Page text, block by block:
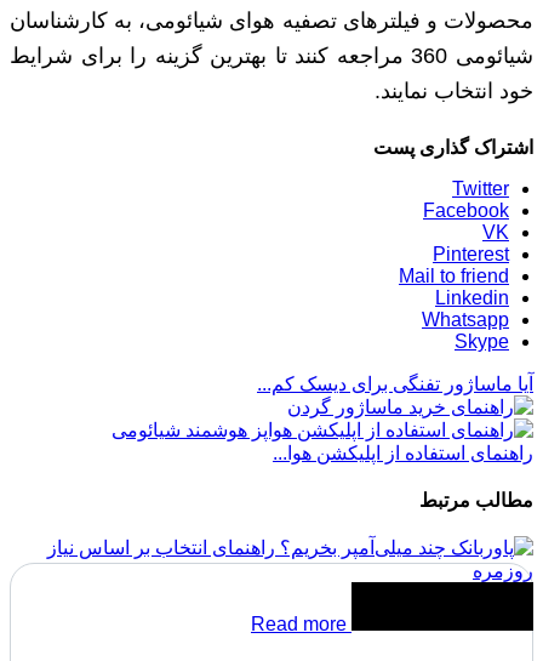
محصولات و فیلترهای تصفیه هوای شیائومی، به کارشناسان
شیائومی 360 مراجعه کنند تا بهترین گزینه را برای شرایط
خود انتخاب نمایند.
اشتراک گذاری پست
Twitter
Facebook
VK
Pinterest
Mail to friend
Linkedin
Whatsapp
Skype
آیا ماساژور تفنگی برای دیسک کم...
راهنمای استفاده از اپلیکشن هوا...
مطالب مرتبط
Read more